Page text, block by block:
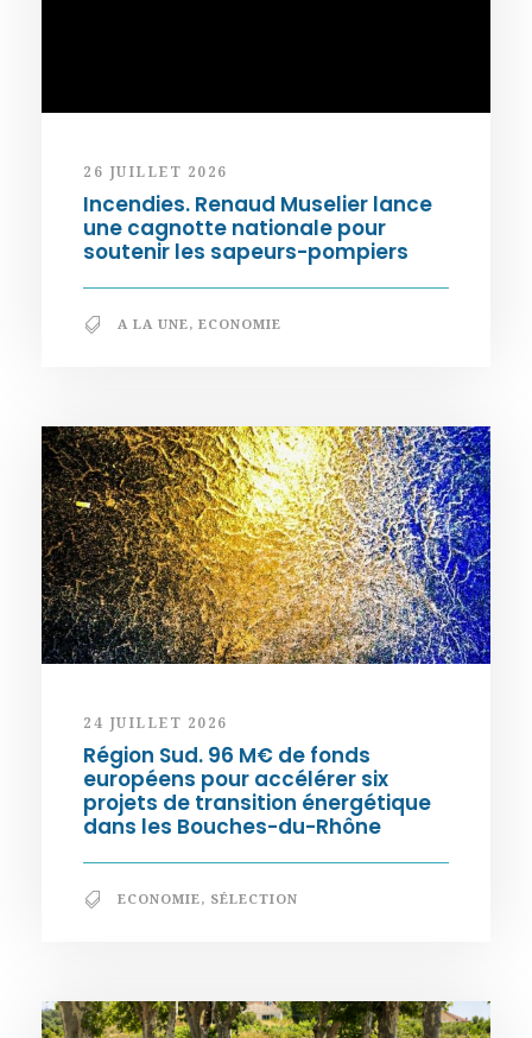
26 JUILLET 2026
Incendies. Renaud Muselier lance
une cagnotte nationale pour
soutenir les sapeurs-pompiers
A LA UNE, ECONOMIE
24 JUILLET 2026
Région Sud. 96 M€ de fonds
européens pour accélérer six
projets de transition énergétique
dans les Bouches-du-Rhône
ECONOMIE, SÉLECTION